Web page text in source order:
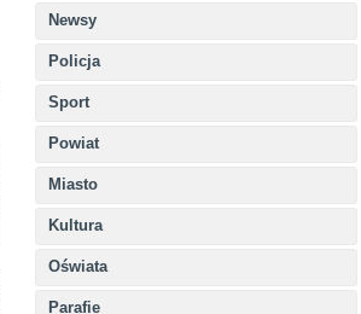
Newsy
Policja
Sport
Powiat
Miasto
Kultura
Oświata
Parafie